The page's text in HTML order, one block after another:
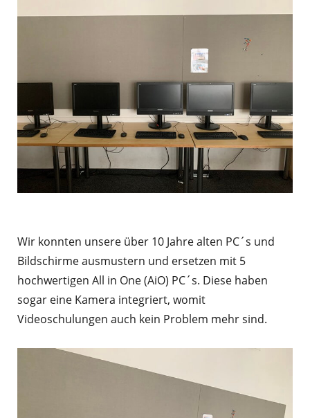
Wir konnten unsere über 10 Jahre alten PC´s und
Bildschirme ausmustern und ersetzen mit 5
hochwertigen All in One (AiO) PC´s. Diese haben
sogar eine Kamera integriert, womit
Videoschulungen auch kein Problem mehr sind.